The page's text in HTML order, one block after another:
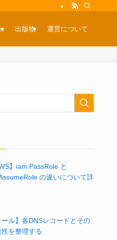
出版物 運営について
】iam:PassRole と
の違いについて詳
ール】各DNSレコードとその
性を整理する